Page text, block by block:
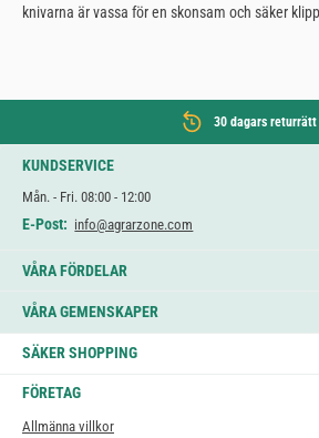
knivarna är vassa för en skonsam och säker
30 dagars returrätt
KUNDSERVICE
Mån. - Fri. 08:00 - 12:00
E-Post: info@agrarzone.com
VÅRA FÖRDELAR
VÅRA GEMENSKAPER
SÄKER SHOPPING
FÖRETAG
Allmänna villkor